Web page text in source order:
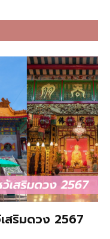
สริมดวง 2567